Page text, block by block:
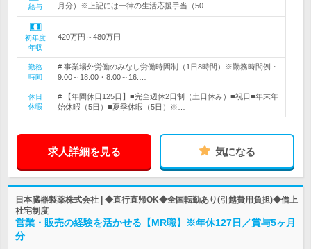
給与
月分）※上記には一律の生活応援手当（50…
初年度
年収
420万円～480万円
勤務
時間
# 事業場外労働のみなし労働時間制（1日8時間）※勤務時間例・
9:00～18:00・8:00～16:…
休日
休暇
# 【年間休日125日】■完全週休2日制（土日休み）■祝日■年末年
始休暇（5日）■夏季休暇（5日）※…
求人詳細を見る 気になる
日本臓器製薬株式会社 | ◆直行直帰OK◆全国転勤あり(引越費用負担)◆借上
社宅制度
営業・販売の経験を活かせる【MR職】※年休127日／賞与5ヶ月
分